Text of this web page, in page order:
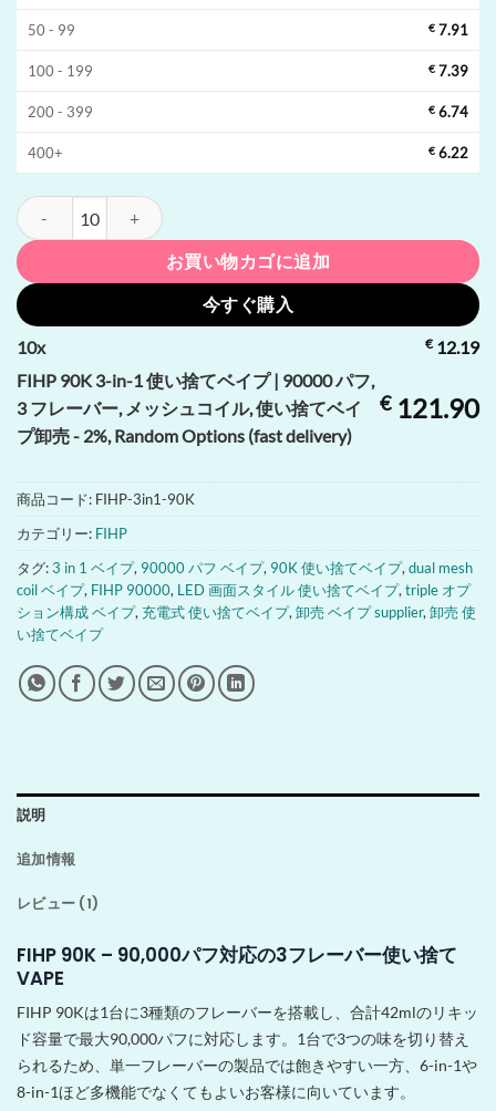
50 - 99 € 7.91
100 - 199 € 7.39
200 - 399 € 6.74
400+ € 6.22
FIHP 90K 3-in-1 使い捨てベイプ | 90000 パフ, 3 フレーバー, メッシ
お買い物カゴに追加
今すぐ購入
10x €12.19
FIHP 90K 3-in-1 使い捨てベイプ | 90000 パフ,
3 フレーバー, メッシュコイル, 使い捨てベイ
プ卸売 - 2%, Random Options (fast delivery)
€121.90
商品コード: FIHP-3in1-90K
カテゴリー: FIHP
タグ:3 in 1 ベイプ, 90000 パフ ベイプ, 90K 使い捨てベイプ, dual mesh
coil ベイプ, FIHP 90000, LED 画面スタイル 使い捨てベイプ, triple オプ
ション構成 ベイプ, 充電式 使い捨てベイプ, 卸売 ベイプ supplier, 卸売 使
い捨てベイプ
説明
追加情報
レビュー (1)
FIHP 90K – 90,000パフ対応の3フレーバー使い捨て
VAPE
FIHP 90Kは1台に3種類のフレーバーを搭載し、合計42mlのリキッ
ド容量で最大90,000パフに対応します。1台で3つの味を切り替え
られるため、単一フレーバーの製品では飽きやすい一方、6-in-1や
8-in-1ほど多機能でなくてもよいお客様に向いています。